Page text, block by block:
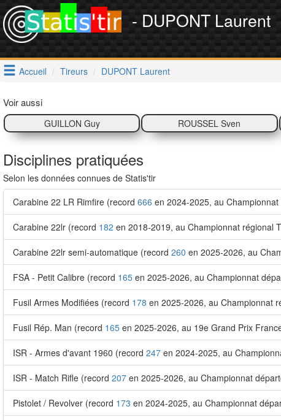
- DUPONT Laurent
Accueil Tireurs DUPONT Laurent
Voir aussi
GUILLON Guy ROUSSEL Sven
Disciplines pratiquées
Selon les données connues de Statis'tir
Carabine 22 LR Rimfire (record 666 en 2024-2025, au
Carabine 22lr (record 182 en 2018-2019, au Championnat régional
Carabine 22lr semi-automatique (record 260 en 2025-2026, au
FSA - Petit Calibre (record 165 en 2025-2026, au Championnat
Fusil Armes Modifiées (record 178 en 2025-2026, au Championnat
Fusil Rép. Man (record 165 en 2025-2026, au 19e Grand Prix
ISR - Armes d'avant 1960 (record 247 en 2024-2025, au
ISR - Match Rifle (record 207 en 2025-2026, au Championnat
Pistolet / Revolver (record 173 en 2024-2025, au Championnat